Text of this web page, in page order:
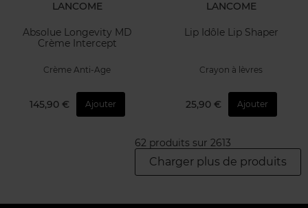
LANCOME
Absolue Longevity MD
Crème Intercept
Crème Anti-Age
145,90 € Ajouter
LANCOME
Lip Idôle Lip Shaper
Crayon à lèvres
25,90 € Ajouter
62 produits sur 2613
Charger plus de produits